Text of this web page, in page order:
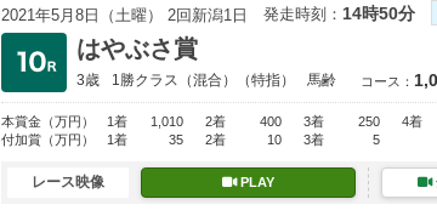
2021年5月8日（土曜） 2回新潟1日 発走時刻： 14時50分
はやぶさ賞
3歳 1勝クラス （混合）（特指） 馬齢 コース：
本賞金 （万円） 1着 1,010 2着 400 3着 250 4着
付加賞 （万円） 1着 35 2着 10 3着 5
レース映像 PLAY